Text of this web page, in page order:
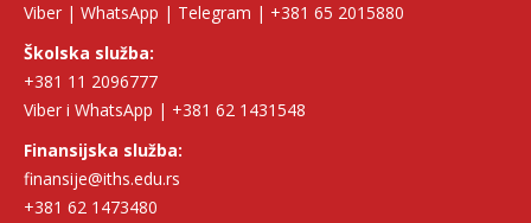
Viber | WhatsApp | Telegram | +381 65 2015880
Školska služba:
+381 11 2096777
Viber i WhatsApp | +381 62 1431548
Finansijska služba:
finansije@iths.edu.rs
+381 62 1473480